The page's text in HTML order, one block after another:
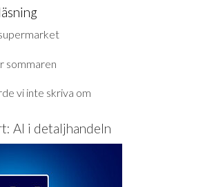
sommaren
vi inte skriva om
AI i detaljhandeln